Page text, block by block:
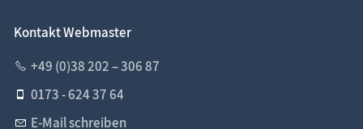
Kontakt Webmaster
+49 (0)38 202 – 306 87
0173 - 624 37 64
E-Mail schreiben